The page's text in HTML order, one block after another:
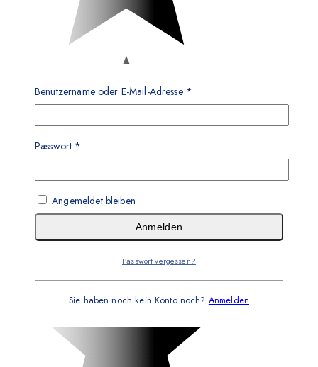
Benutzername oder E-Mail-Adresse *
Passwort *
Angemeldet bleiben
Anmelden
Passwort vergessen?
Sie haben noch kein Konto noch? Anmelden